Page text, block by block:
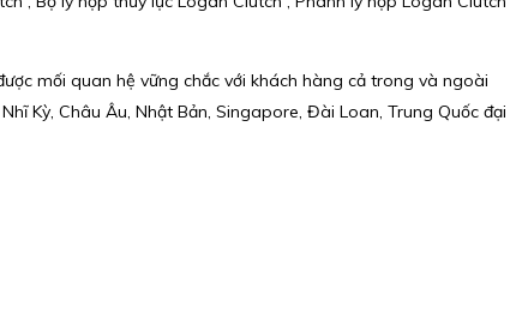
mối quan hệ vững chắc với khách hàng cả trong và ngoài
Kỳ, Châu Âu, Nhật Bản, Singapore, Đài Loan, Trung Quốc đại